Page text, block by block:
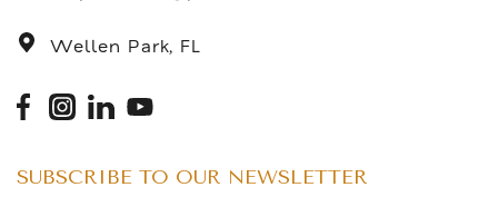
Wellen Park, FL
SUBSCRIBE TO OUR NEWSLETTER